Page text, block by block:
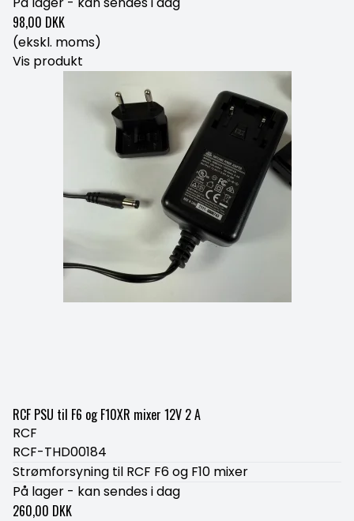
98,00 DKK
(ekskl. moms)
Vis produkt
RCF PSU til F6 og F10XR mixer 12V 2 A
RCF
RCF-THD00184
Strømforsyning til RCF F6 og F10 mixer
På lager - kan sendes i dag
260,00 DKK